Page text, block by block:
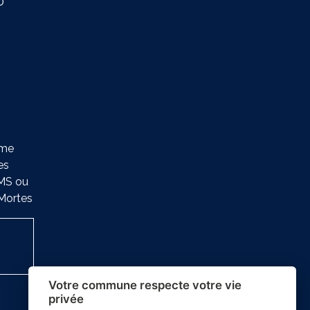
ou
Votre commune respecte votre vie
privée